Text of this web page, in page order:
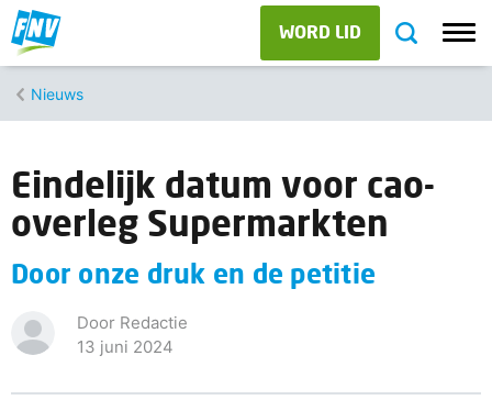
WORD LID
Nieuws
Eindelijk datum voor cao-
overleg Supermarkten
Door onze druk en de petitie
Door Redactie
13 juni 2024